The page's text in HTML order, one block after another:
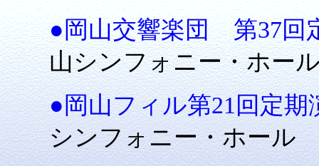
●岡山交響楽団 第37回
山シンフォニー・ホー
●岡山フィル第21回定期
シンフォニー・ホール